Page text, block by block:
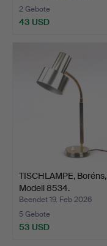
2 Gebote
43 USD
TISCHLAMPE, Boréns,
Modell 8534.
Beendet 19. Feb 2026
5 Gebote
53 USD